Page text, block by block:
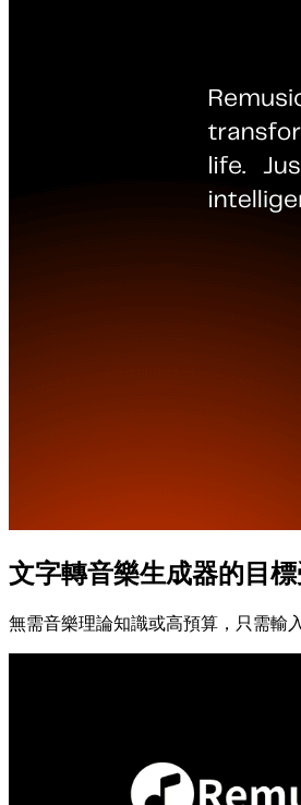
文字轉音樂生成器的目
無需音樂理論知識或高預算，只需輸